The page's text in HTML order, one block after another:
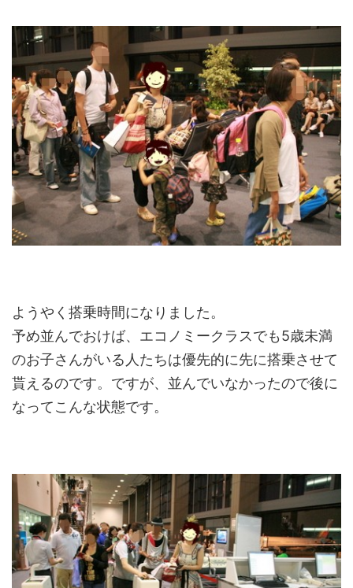
ようやく搭乗時間になりました。
予め並んでおけば、エコノミークラスでも5歳未満
のお子さんがいる人たちは優先的に先に搭乗させて
貰えるのです。ですが、並んでいなかったので後に
なってこんな状態です。